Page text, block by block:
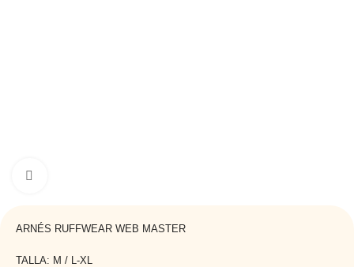
ARNÉS RUFFWEAR WEB MASTER
TALLA: M / L-XL